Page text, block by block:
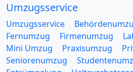
Umzugsservice
Umzugsservice
Fernumzug
Firmenumzug
Mini Umzug
Praxisumzug
Seniorenumzug